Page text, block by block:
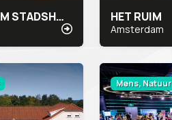
VAN ROSSUM STADSHOTEL HET RUIM
Amsterdam
Mens, Natuur